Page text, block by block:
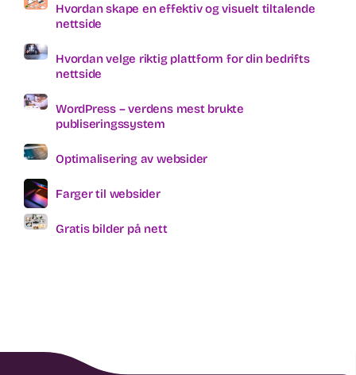
Hvordan skape en effektiv og visuelt tiltalende
nettside
Hvordan velge riktig plattform for din bedrifts
nettside
WordPress – verdens mest brukte
publiseringssystem
Optimalisering av websider
Farger til websider
Gratis bilder på nett